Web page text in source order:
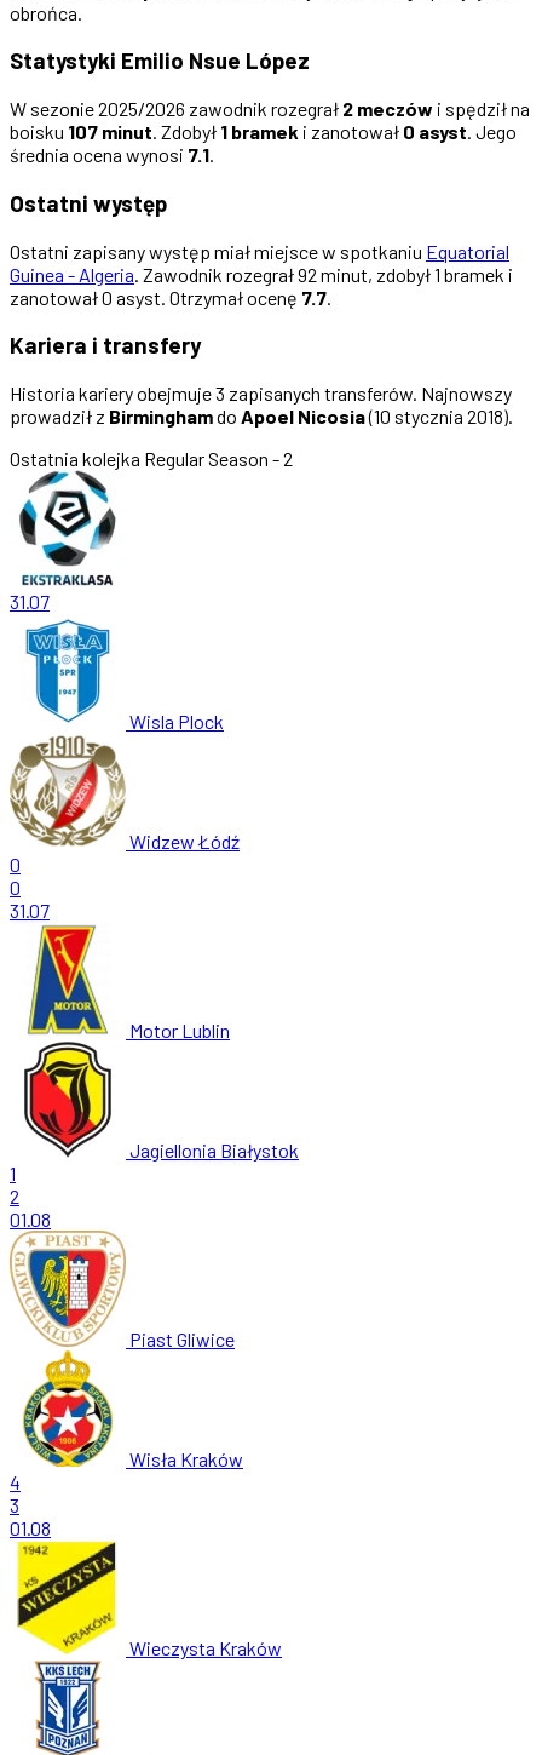
obrońca.
Statystyki Emilio Nsue López
W sezonie 2025/2026 zawodnik rozegrał 2 meczów i spędził na
boisku 107 minut. Zdobył 1 bramek i zanotował 0 asyst. Jego
średnia ocena wynosi 7.1.
Ostatni występ
Ostatni zapisany występ miał miejsce w spotkaniu Equatorial
Guinea - Algeria . Zawodnik rozegrał 92 minut, zdobył 1 bramek i
zanotował 0 asyst. Otrzymał ocenę 7.7
Kariera i transfery
Historia kariery obejmuje 3 zapisanych transferów. Najnowszy
prowadził z Birminghamdo Apoel Nicosia(10 stycznia 2018).
Ostatnia kolejka Regular Season - 2
31.07
Wisla Plock
Widzew Łódź
0
0
31.07
Motor Lublin
Jagiellonia Białystok
1
2
01.08
Piast Gliwice
Wisła Kraków
4
3
01.08
Wieczysta Kraków